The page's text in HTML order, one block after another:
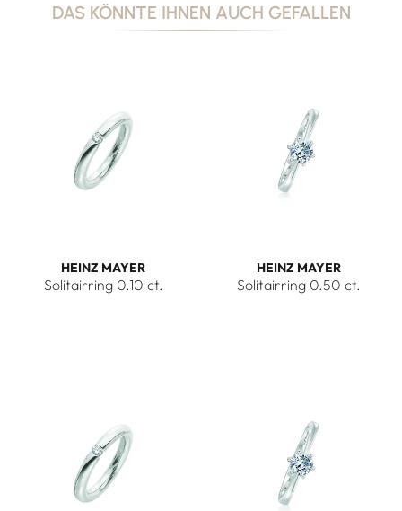
DAS KÖNNTE IHNEN AUCH GEFALLEN
HEINZ MAYER
Solitairring 0.10 ct.
HEINZ MAYER
Solitairring 0.50 ct.